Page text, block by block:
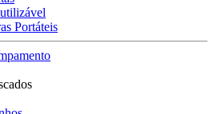
Portáteis